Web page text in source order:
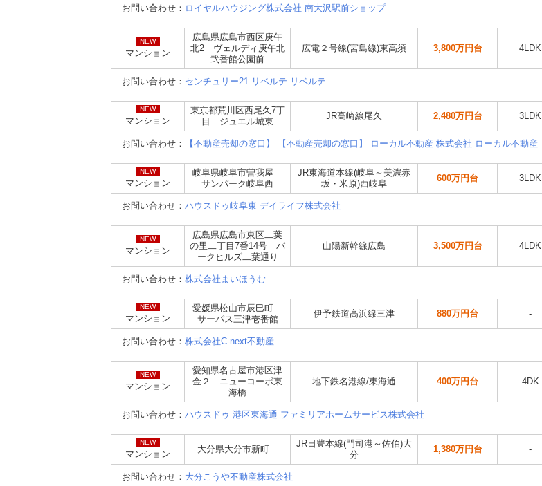
お問い合わせ： ロイヤルハウジング株式会社 南大沢駅前ショップ
NEW
マンション
広島県広島市西区庚午
北2 ヴェルディ庚午北
弐番館公園前
広電２号線(宮島線)東高須 3,800万円台 4LDK
お問い合わせ： センチュリー21 リベルテ リベルテ
NEW
マンション
東京都荒川区西尾久7丁
目 ジュエル城東
JR高崎線尾久 2,480万円台 3LDK
お問い合わせ： 【不動産売却の窓口】 【不動産売却の窓口】 ローカル不動産 株式会社 ローカル不動産
NEW
マンション
岐阜県岐阜市曽我屋
サンパーク岐阜西
JR東海道本線(岐阜～美濃赤
坂・米原)西岐阜
600万円台 3LDK
お問い合わせ： ハウスドゥ岐阜東 デイライフ株式会社
NEW
マンション
広島県広島市東区二葉
の里二丁目7番14号 パ
ークヒルズ二葉通り
山陽新幹線広島 3,500万円台 4LDK
お問い合わせ： 株式会社まいほうむ
NEW
マンション
愛媛県松山市辰巳町
サーパス三津壱番館
伊予鉄道高浜線三津 880万円台 -
お問い合わせ： 株式会社C-next不動産
NEW
マンション
愛知県名古屋市港区津
金２ ニューコーポ東
海橋
地下鉄名港線/東海通 400万円台 4DK
お問い合わせ： ハウスドゥ 港区東海通 ファミリアホームサービス株式会社
NEW
マンション 大分県大分市新町
JR日豊本線(門司港～佐伯)大
分
1,380万円台 -
お問い合わせ： 大分こうや不動産株式会社